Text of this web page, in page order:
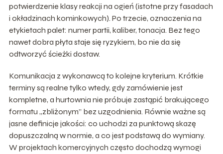
potwierdzenie klasy reakcji na ogień (istotne przy fasadach
i okładzinach kominkowych). Po trzecie, oznaczenia na
etykietach palet: numer partii, kaliber, tonacja. Bez tego
nawet dobra płyta staje się ryzykiem, bo nie da się
odtworzyć ścieżki dostaw.
Komunikacja z wykonawcą to kolejne kryterium. Krótkie
terminy są realne tylko wtedy, gdy zamówienie jest
kompletne, a hurtownia nie próbuje zastąpić brakującego
formatu „zbliżonym” bez uzgodnienia. Równie ważne są
jasne definicje jakości: co uchodzi za punktową skazę
dopuszczalną w normie, a co jest podstawą do wymiany.
W projektach komercyjnych często dochodzą wymogi